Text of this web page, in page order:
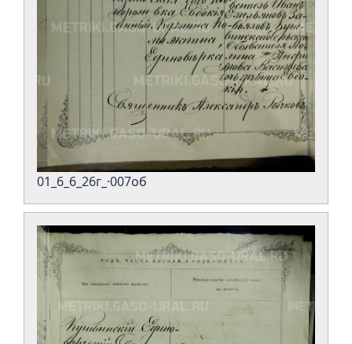
01_6_6_26г_·007об